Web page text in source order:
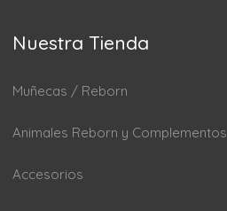
Nuestra Tienda
Muñecas / Reborn
Animales Reborn y Complementos
Accesorios